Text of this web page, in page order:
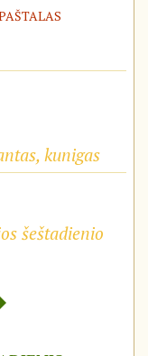
kunigas
šeštadienio